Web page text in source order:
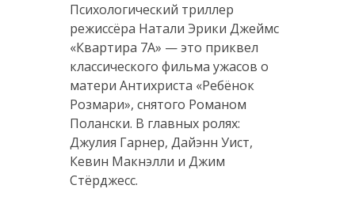
Психологический триллер
режиссёра Натали Эрики Джеймс
«Квартира 7А» — это приквел
классического фильма ужасов о
матери Антихриста «Ребёнок
Розмари», снятого Романом
Полански. В главных ролях:
Джулия Гарнер, Дайэнн Уист,
Кевин Макнэлли и Джим
Стёрджесс.